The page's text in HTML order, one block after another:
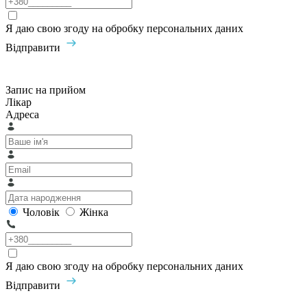
Я даю свою згоду на обробку персональних даних
Відправити
Запис на прийом
Лікар
Адреса
Чоловік Жінка
Я даю свою згоду на обробку персональних даних
Відправити